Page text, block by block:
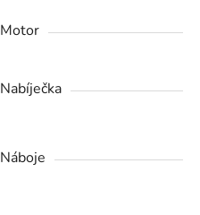
Motor
Nabíječka
Náboje